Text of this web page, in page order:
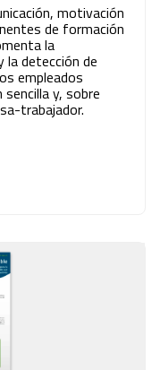
motivación
de formación
la
la detección de
empleados
y, sobre
trabajador.